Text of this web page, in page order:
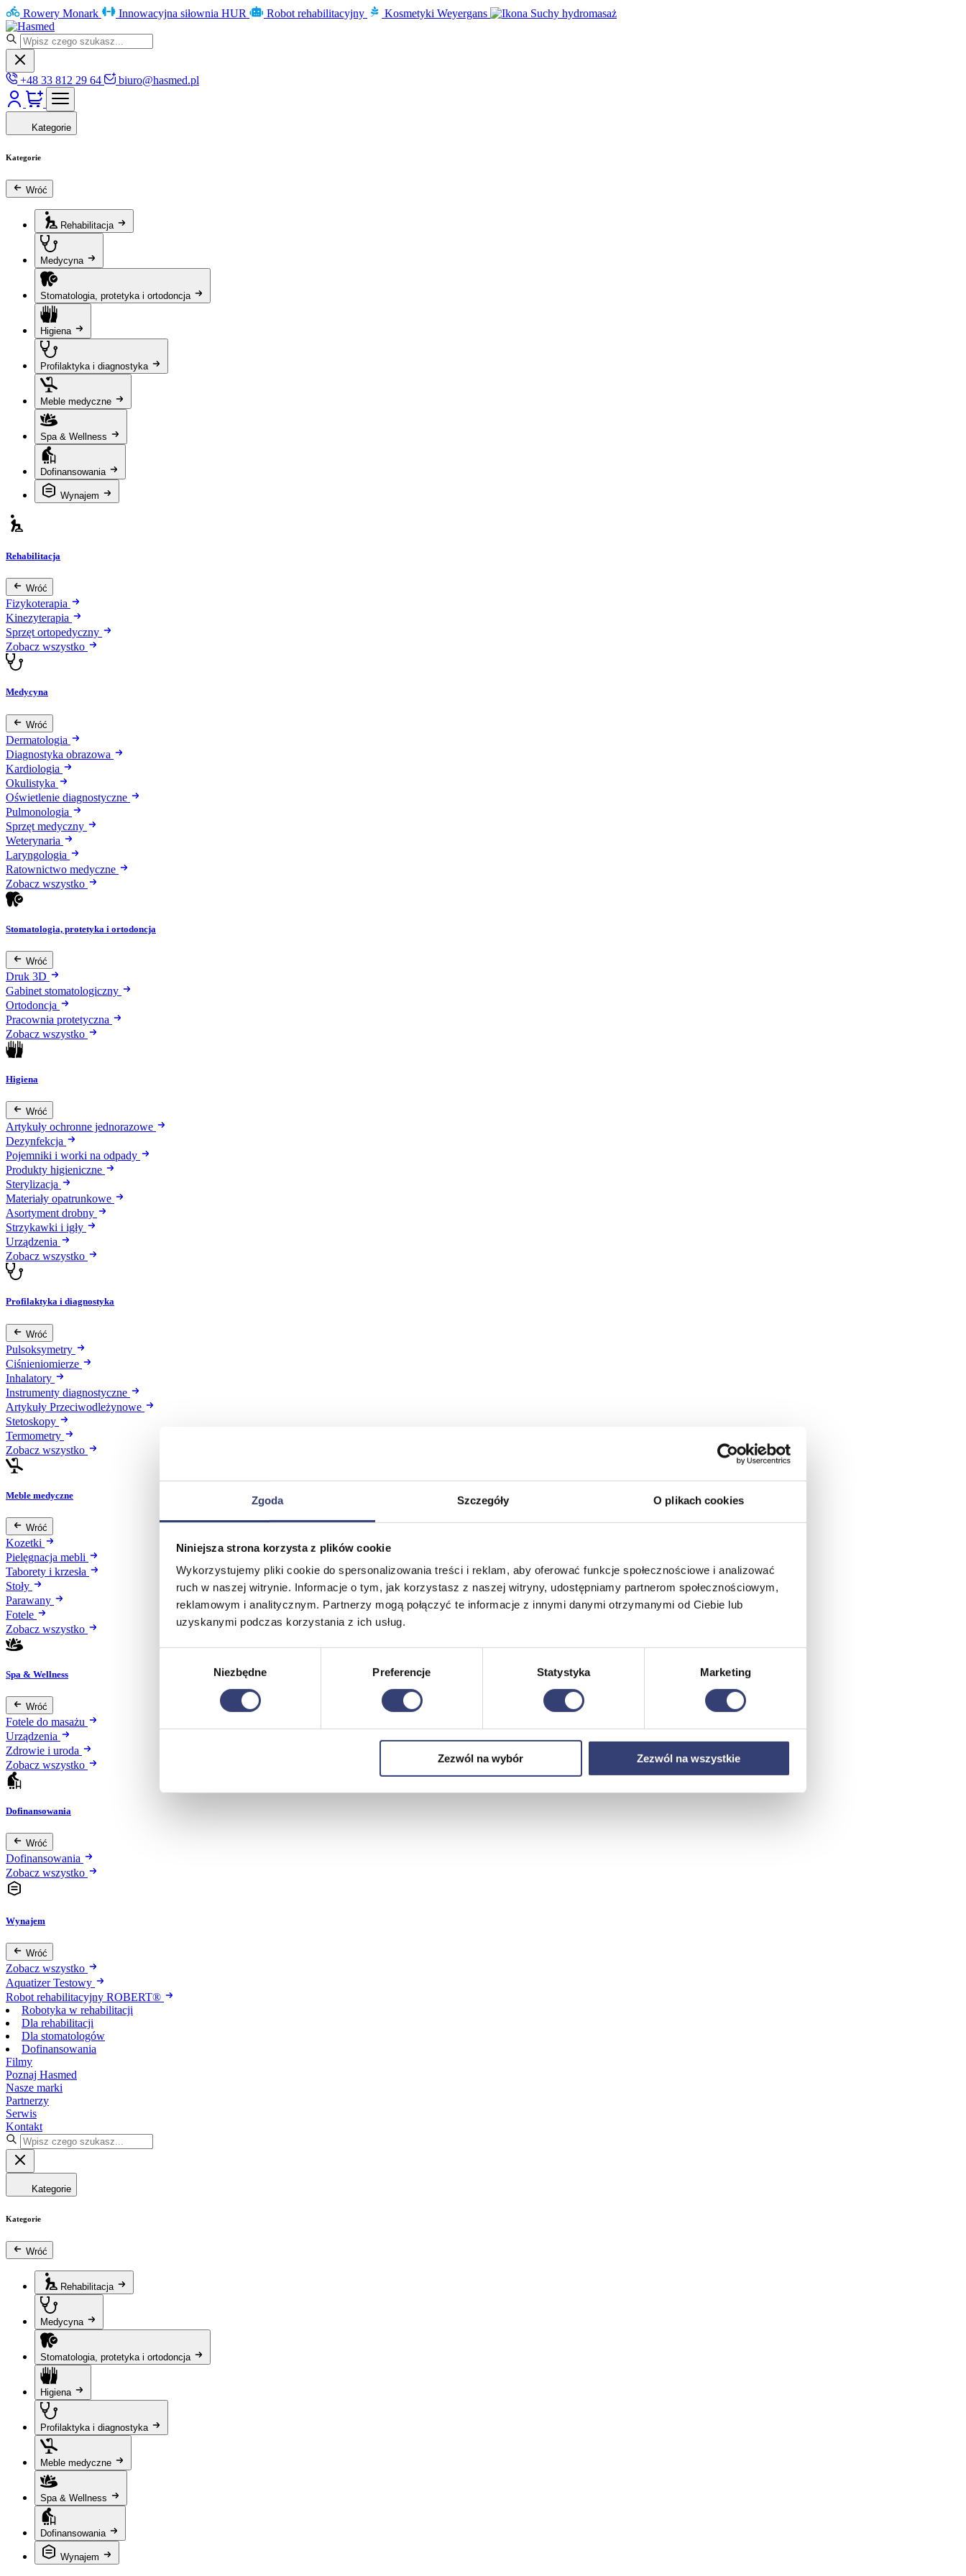
Zgoda Szczegóły O plikach cookies
Niniejsza strona korzysta z plików cookie
Wykorzystujemy pliki cookie do spersonalizowania treści i reklam, aby oferować funkcje społecznościowe i analizować
ruch w naszej witrynie. Informacje o tym, jak korzystasz z naszej witryny, udostępniamy partnerom społecznościowym,
reklamowym i analitycznym. Partnerzy mogą połączyć te informacje z innymi danymi otrzymanymi od Ciebie lub
uzyskanymi podczas korzystania z ich usług.
Niezbędne Preferencje Statystyka Marketing
Zezwól na wybór Zezwól na wszystkie
Rowery Monark Innowacyjna siłownia HUR Robot rehabilitacyjny Kosmetyki Weyergans Suchy hydromasaż
+48 33 812 29 64 biuro@hasmed.pl
Kategorie
Kategorie
Wróć
Rehabilitacja
Medycyna
Stomatologia, protetyka i ortodoncja
Higiena
Profilaktyka i diagnostyka
Meble medyczne
Spa & Wellness
Dofinansowania
Wynajem
Rehabilitacja
Wróć
Fizykoterapia
Kinezyterapia
Sprzęt ortopedyczny
Zobacz wszystko
Medycyna
Wróć
Dermatologia
Diagnostyka obrazowa
Kardiologia
Okulistyka
Oświetlenie diagnostyczne
Pulmonologia
Sprzęt medyczny
Weterynaria
Laryngologia
Ratownictwo medyczne
Zobacz wszystko
Stomatologia, protetyka i ortodoncja
Wróć
Druk 3D
Gabinet stomatologiczny
Ortodoncja
Pracownia protetyczna
Zobacz wszystko
Higiena
Wróć
Artykuły ochronne jednorazowe
Dezynfekcja
Pojemniki i worki na odpady
Produkty higieniczne
Sterylizacja
Materiały opatrunkowe
Asortyment drobny
Strzykawki i igły
Urządzenia
Zobacz wszystko
Profilaktyka i diagnostyka
Wróć
Pulsoksymetry
Ciśnieniomierze
Inhalatory
Instrumenty diagnostyczne
Artykuły Przeciwodleżynowe
Stetoskopy
Termometry
Zobacz wszystko
Meble medyczne
Wróć
Kozetki
Pielęgnacja mebli
Taborety i krzesła
Stoły
Parawany
Fotele
Zobacz wszystko
Spa & Wellness
Wróć
Fotele do masażu
Urządzenia
Zdrowie i uroda
Zobacz wszystko
Dofinansowania
Wróć
Dofinansowania
Zobacz wszystko
Wynajem
Wróć
Zobacz wszystko
Aquatizer Testowy
Robot rehabilitacyjny ROBERT®
Robotyka w rehabilitacji
Dla rehabilitacji
Dla stomatologów
Dofinansowania
Filmy
Poznaj Hasmed
Nasze marki
Partnerzy
Serwis
Kontakt
Kategorie
Kategorie
Wróć
Rehabilitacja
Medycyna
Stomatologia, protetyka i ortodoncja
Higiena
Profilaktyka i diagnostyka
Meble medyczne
Spa & Wellness
Dofinansowania
Wynajem